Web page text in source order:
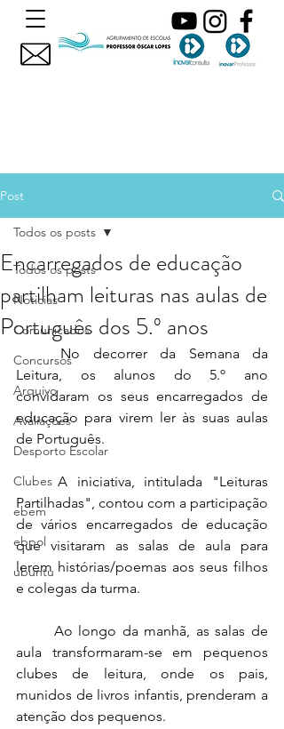
Post
Todos os posts
Noticias
Comunicados
Concursos
Arquivo
Avaliações
Desporto Escolar
Clubes
ebem
ebpol
ubuntu
Todos os posts
Encarregados de educação
partilham leituras nas aulas de
Português dos 5.º anos
	No decorrer da Semana da
Leitura, os alunos do 5.º ano
convidaram os seus encarregados de
educação para virem ler às suas aulas
de Português.
	A iniciativa, intitulada "Leituras
Partilhadas", contou com a participação
de vários encarregados de educação
que visitaram as salas de aula para
lerem histórias/poemas aos seus filhos
e colegas da turma.
aula transformaram-se em pequenos
clubes de leitura, onde os pais,
munidos de livros infantis, prenderam a
atenção dos pequenos.